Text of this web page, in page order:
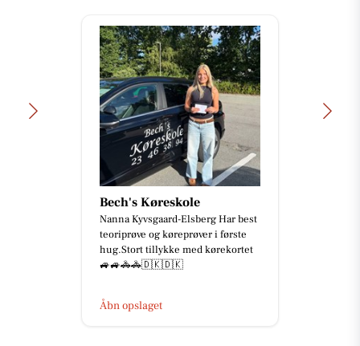
Bech's Køreskole
Nanna Kyvsgaard-Elsberg Har best
teoriprøve og køreprøver i første
hug.Stort tillykke med kørekortet
🚙🚙🚓🚓🇩🇰🇩🇰
Åbn opslaget